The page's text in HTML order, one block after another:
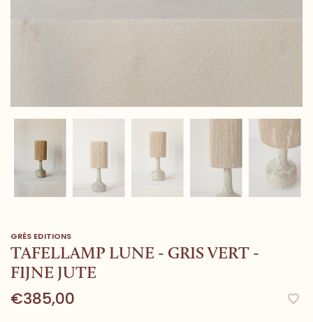
GRÈS EDITIONS
TAFELLAMP LUNE - GRIS VERT -
FIJNE JUTE
€385,00